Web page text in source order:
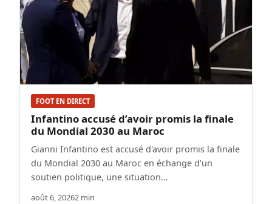
FOOT EN DIRECT
Infantino accusé d’avoir promis la finale
du Mondial 2030 au Maroc
Gianni Infantino est accusé d'avoir promis la finale
du Mondial 2030 au Maroc en échange d'un
soutien politique, une situation…
août 6, 20262 min